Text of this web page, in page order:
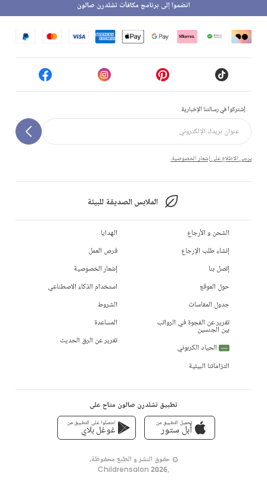
إشتركوا في رسالتنا الإخبارية
يرجى الاطلاع على إشعار الخصوصية.
الملابس الصديقة للبيئة
انضموا إلى برنامج مكافآت تشلدرن صالون
الشحن و الأرجاع
إنشاء طلب الإرجاع
إتصل بنا
حول الموقع
جدول المقاسات
تقرير عن الفجوة في الرواتب
بين الجنسين
جديد
الحياد الكربوني
التزاماتنا البيئية
الهدايا
فرص العمل
إشعار الخصوصية
استخدام الذكاء الاصطناعي
الشروط
المساعدة
تقرير عن الرق الحديث
تطبيق تشلدرن صالون متاح على
تحميل التطبيق من
أبل ستور
احصلوا على التطبيق من
غوغل بلاي
© حقوق النشر و الطبع محفوظة،
,
Childrensalon 2026